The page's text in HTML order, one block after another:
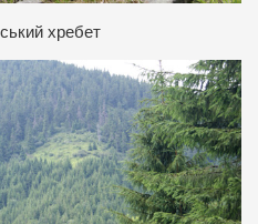
хребет